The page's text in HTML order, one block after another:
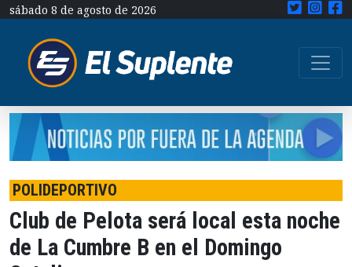
sábado 8 de agosto de 2026
POLIDEPORTIVO
Club de Pelota será local esta noche
de La Cumbre B en el Domingo